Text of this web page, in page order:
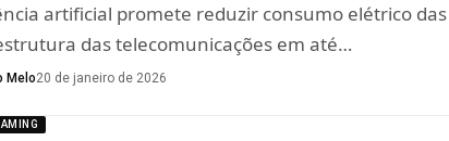
artificial promete reduzir consumo elétrico das
das telecomunicações em até…
Melo20 de janeiro de 2026